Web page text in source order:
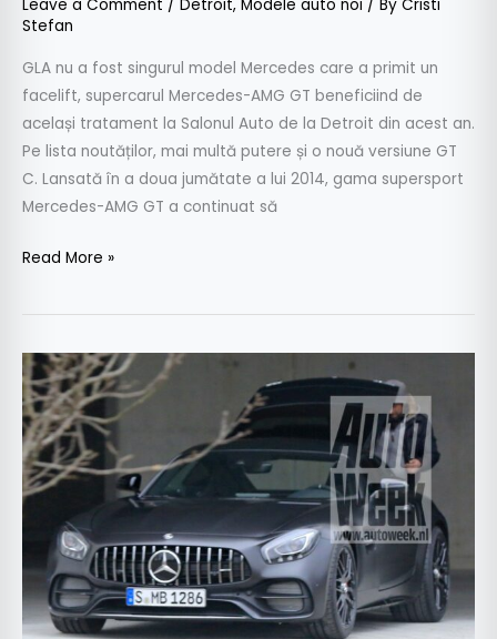
Leave a Comment / Detroit, Modele auto noi / By Cristi
Stefan
GLA nu a fost singurul model Mercedes care a primit un
facelift, supercarul Mercedes-AMG GT beneficiind de
același tratament la Salonul Auto de la Detroit din acest an.
Pe lista noutăților, mai multă putere și o nouă versiune GT
C. Lansată în a doua jumătate a lui 2014, gama supersport
Mercedes-AMG GT a continuat să
Read More »
Mercedes-
AMG
GT
C
Coupe,
supercar
CP
–